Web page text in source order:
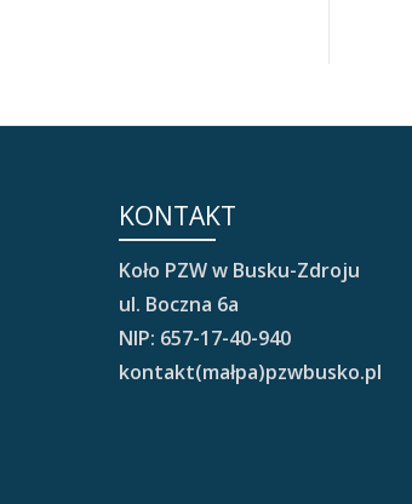
KONTAKT
Koło PZW w Busku-Zdroju
ul. Boczna 6a
NIP: 657-17-40-940
kontakt(małpa)pzwbusko.pl